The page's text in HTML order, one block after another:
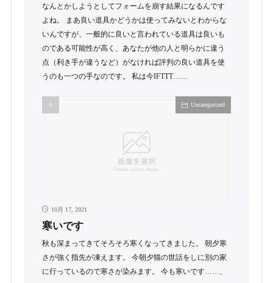
なんとかしようとしてフォームを崩す結果になるんです
よね。 まあ良い道具かどうかは使ってみないとわからな
いんですが、一般的に良いと言われている道具は良いも
のである可能性が高く、あなたが他の人と明らかに違う
点（利き手が違うなど）がなければ評判の良い道具を使
うのも一つの手なのです。 私は今IFTTT……
Uncategorized
10月 17, 2021
寒いです
秋も深まってきてそろそろ寒くなってきました。 朝夕寒
さが強く指先が凍えます。 今朝夕猫の世話をしに別の家
に行っているので寒さが染みます。 今も寒いです……、